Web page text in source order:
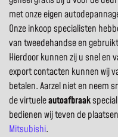
met onze eigen
Onze inkoop specialisten
van tweedehandse en
Hierdoor kunnen zij u snel en
export contacten kunnen wij
betalen. Aarzel niet en neem
de virtueleautoafbraak
bedienen wij teven de plaatsen
Mitsubishi.